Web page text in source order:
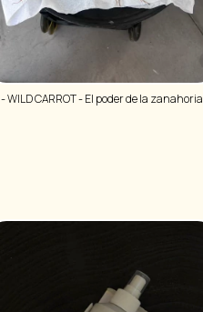
- WILD CARROT - El poder de la zanahoria